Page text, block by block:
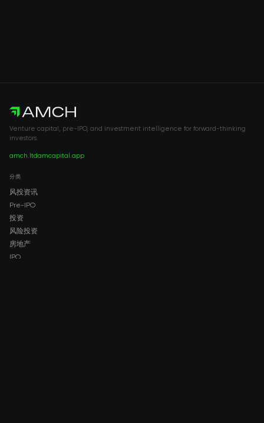
Venture capital, pre-IPO, and investment intelligence for forward-thinking
investors.
amch.ltdamcapital.app
分类
风投资讯
Pre-IPO
投资
风险投资
房地产
IPO